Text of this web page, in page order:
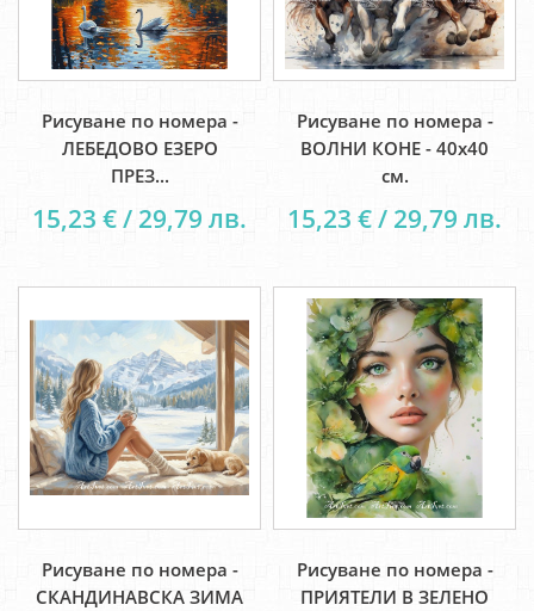
Рисуване по номера -
ЛЕБЕДОВО ЕЗЕРО
ПРЕЗ...
15,23 € / 29,79 лв.
Рисуване по номера -
ВОЛНИ КОНЕ - 40х40
см.
15,23 € / 29,79 лв.
Рисуване по номера -
СКАНДИНАВСКА ЗИМА
Рисуване по номера -
ПРИЯТЕЛИ В ЗЕЛЕНО